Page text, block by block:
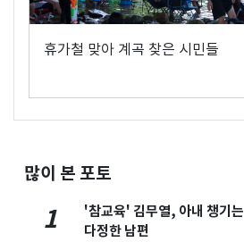
휴가철 맞아 계곡 찾은 시민들
많이 본 포토
1
'참교육' 김무열, 아내 챙기는
다정한 남편